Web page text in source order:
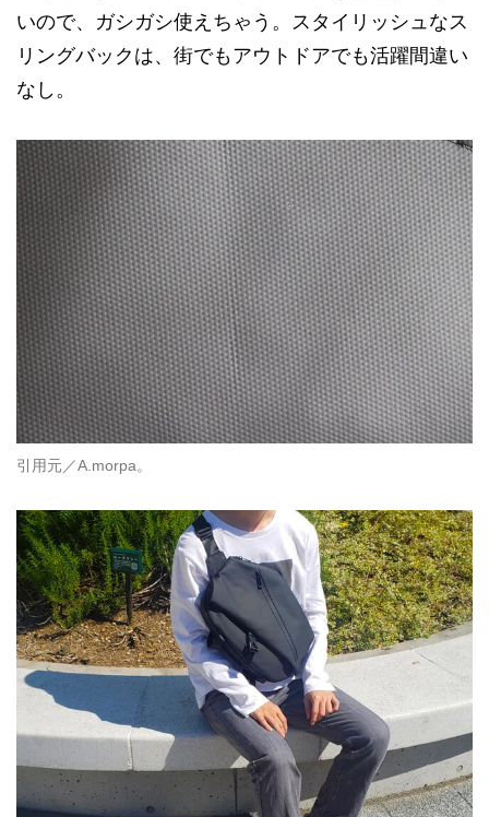
いので、ガシガシ使えちゃう。スタイリッシュなス
リングバックは、街でもアウトドアでも活躍間違い
なし。
引用元／A.morpa。